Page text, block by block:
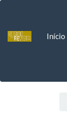
principalInício